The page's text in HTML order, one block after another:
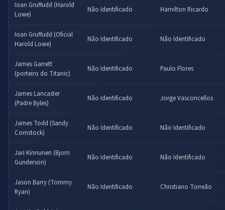
Ioan Gruffudd (Harold
Lowe)
Não Identificado Hamilton Ricardo
Ioan Gruffudd (Oficial
Harold Lowe)
Não Identificado Não Identificado
James Garrett
(porteiro do Titanic)
Não Identificado Paulo Flores
James Lancaster
(Padre Byles)
Não Identificado Jorge Vasconcellos
James Todd (Sandy
Comstock)
Não Identificado Não Identificado
Jari Kinnunen (Bjorn
Gunderson)
Não Identificado Não Identificado
Jason Barry (Tommy
Ryan)
Não Identificado Christiano Torreão